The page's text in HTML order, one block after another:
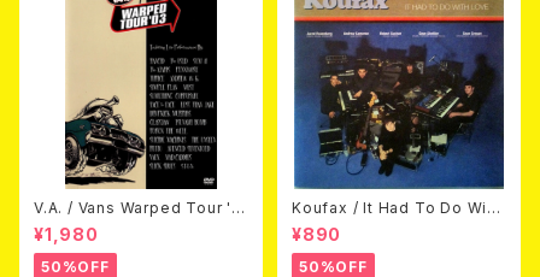
V.A. / Vans Warped Tour '0
3 (DVD)
¥1,980
50%OFF
Koufax / It Had To Do With
Love (CD)
¥890
50%OFF